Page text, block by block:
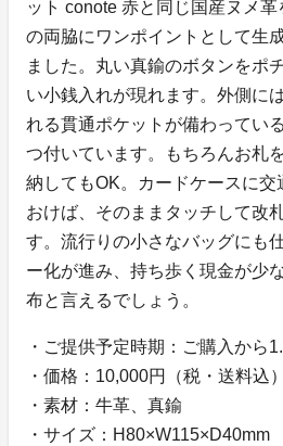
ット conote 赤と同じ国産ヌメ
の両脇にワンポイントとして生
ました。丸い真鍮のボタンをポ
い小銭入れが現れます。外側に
れる貫通ポケットが備わってい
つ付いています。もちろんお札
納してもOK。カードケースに交
おけば、そのままタッチして改
す。流行りの小さなバッグにも
ー化が進み、持ち歩く現金が少
布と言えるでしょう。
・ご提供予定時期：ご購入から
・価格：10,000円（税・送料込）
・素材：牛革、真鍮
・サイズ：H80×W115×D40mm